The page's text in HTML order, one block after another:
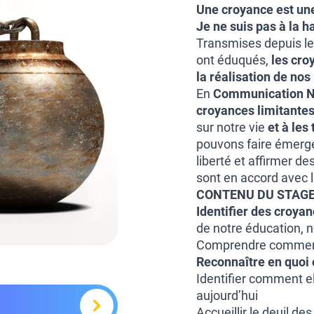
Une croyance est
Je ne suis pas à la
Transmises depuis
ont éduqués, les
la réalisation de
En Communication
croyances limitantes
sur notre vie et à les
pouvons faire
liberté et affirmer
sont en accord avec
CONTENU DU
Identifier des
de notre éducation,
Comprendre
Reconnaître en
Identifier comment
aujourd’hui